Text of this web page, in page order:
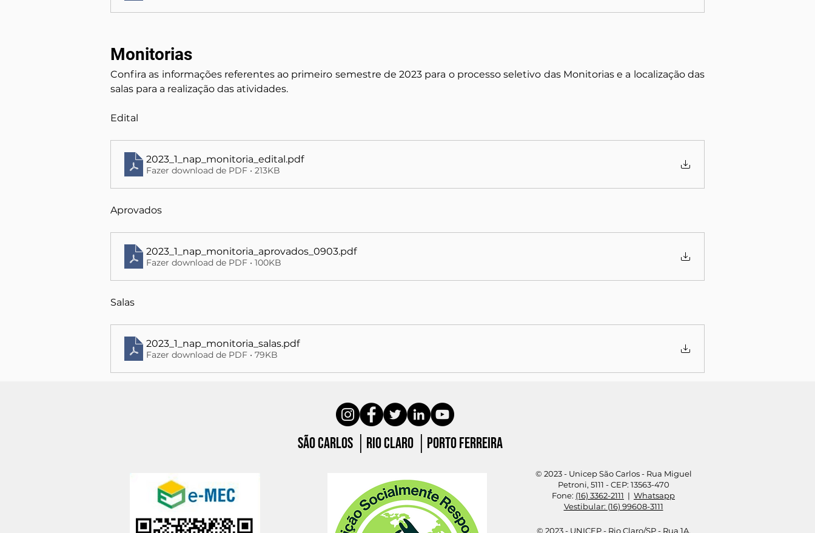
Monitorias
Confira as informações referentes ao primeiro semestre de 2023 para o processo seletivo das Monitorias e a localização das
salas para a realização das atividades.
Edital
2023_1_nap_monitoria_edital.pdf
Fazer download de PDF • 213KB
Aprovados
2023_1_nap_monitoria_aprovados_0903.pdf
Fazer download de PDF • 100KB
Salas
2023_1_nap_monitoria_salas.pdf
Fazer download de PDF • 79KB
São carlos │Rio claro │porto ferreira
© 2023 - Unicep São Carlos - Rua Miguel
Petroni, 5111 - CEP: 13563-470
Fone: (16) 3362-2111 | Whatsapp
Vestibular: (16) 99608-3111
© 2023 - UNICEP - Rio Claro/SP - Rua 1A,